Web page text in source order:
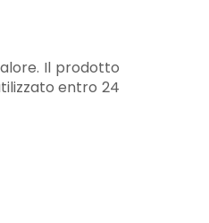
Il prodotto
entro 24